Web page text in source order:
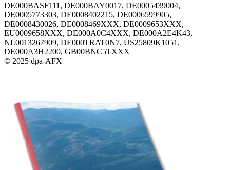
DE000BASF111, DE000BAY0017, DE0005439004,
DE0005773303, DE0008402215, DE0006599905,
DE0008430026, DE0008469XXX, DE0009653XXX,
EU0009658XXX, DE000A0C4XXX, DE000A2E4K43,
NL0013267909, DE000TRAT0N7, US25809K1051,
DE000A3H2200, GB00BNC5TXXX
© 2025 dpa-AFX